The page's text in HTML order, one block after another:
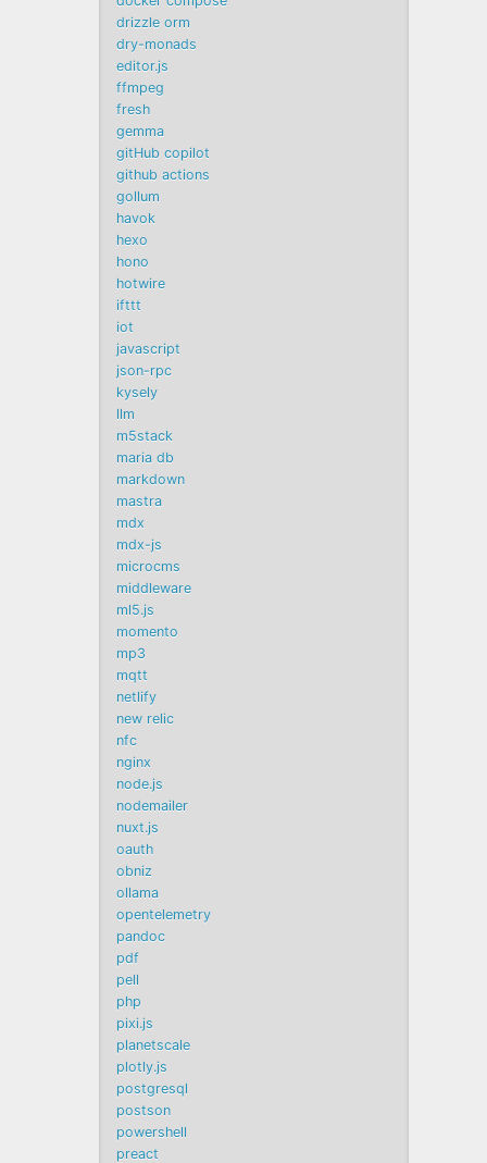
drizzle orm
dry-monads
editor.js
ffmpeg
fresh
gemma
gitHub copilot
github actions
gollum
havok
hexo
hono
hotwire
ifttt
iot
javascript
json-rpc
kysely
llm
m5stack
maria db
markdown
mastra
mdx
mdx-js
microcms
middleware
ml5.js
momento
mp3
mqtt
netlify
new relic
nfc
nginx
node.js
nodemailer
nuxt.js
oauth
obniz
ollama
opentelemetry
pandoc
pdf
pell
php
pixi.js
planetscale
plotly.js
postgresql
postson
powershell
preact